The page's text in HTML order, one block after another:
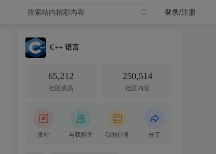
登录/注册
C++ 语言
65,212
社区成员
250,514
社区内容
发帖 与我相关 我的任务 分享